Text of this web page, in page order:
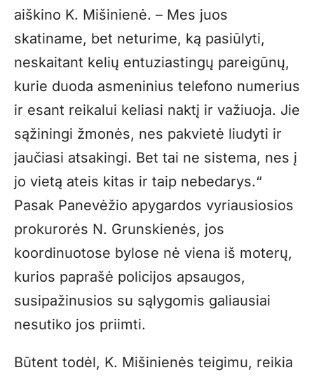
aiškino K. Mišinienė. – Mes juos
skatiname, bet neturime, ką pasiūlyti,
neskaitant kelių entuziastingų pareigūnų,
kurie duoda asmeninius telefono numerius
ir esant reikalui keliasi naktį ir važiuoja. Jie
sąžiningi žmonės, nes pakvietė liudyti ir
jaučiasi atsakingi. Bet tai ne sistema, nes į
jo vietą ateis kitas ir taip nebedarys.“
Pasak Panevėžio apygardos vyriausiosios
prokurorės N. Grunskienės, jos
koordinuotose bylose nė viena iš moterų,
kurios paprašė policijos apsaugos,
susipažinusios su sąlygomis galiausiai
nesutiko jos priimti.
Būtent todėl, K. Mišinienės teigimu, reikia